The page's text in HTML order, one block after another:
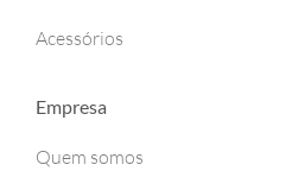
Acessórios
Empresa
Quem somos